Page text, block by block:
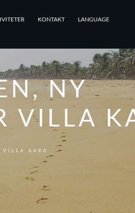
KONTAKT LANGUAGE
NY
VILLA
VILLA KARO